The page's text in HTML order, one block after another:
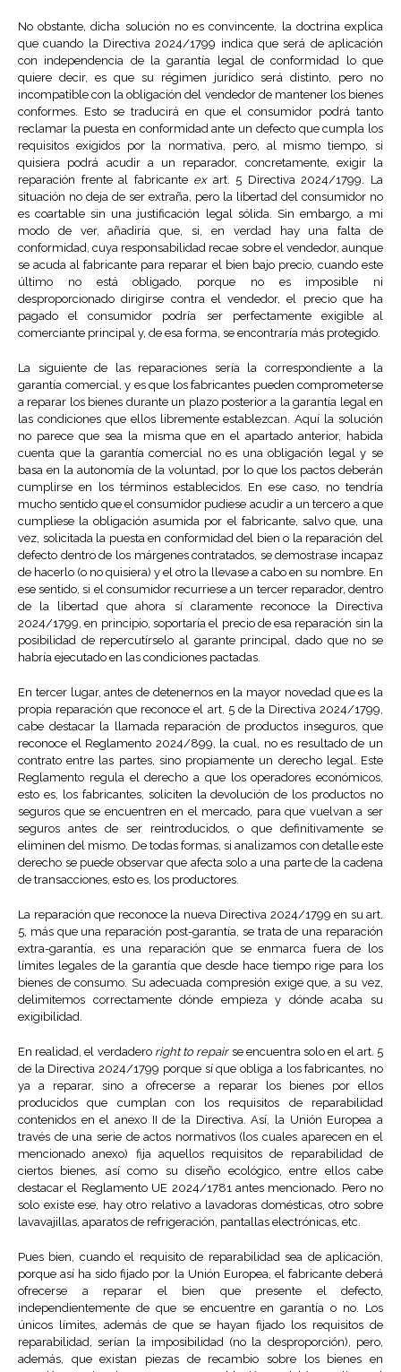
No obstante, dicha solución no es convincente, la doctrina explica
que cuando la Directiva 2024/1799 indica que será de aplicación
con independencia de la garantía legal de conformidad lo que
quiere decir, es que su régimen jurídico será distinto, pero no
incompatible con la obligación del vendedor de mantener los bienes
conformes. Esto se traducirá en que el consumidor podrá tanto
reclamar la puesta en conformidad ante un defecto que cumpla los
requisitos exigidos por la normativa, pero, al mismo tiempo, si
quisiera podrá acudir a un reparador, concretamente, exigir la
reparación frente al fabricante exart. 5 Directiva 2024/1799. La
situación no deja de ser extraña, pero la libertad del consumidor no
es coartable sin una justificación legal sólida. Sin embargo, a mi
modo de ver, añadiría que, si, en verdad hay una falta de
conformidad, cuya responsabilidad recae sobre el vendedor, aunque
se acuda al fabricante para reparar el bien bajo precio, cuando este
último no está obligado, porque no es imposible ni
desproporcionado dirigirse contra el vendedor, el precio que ha
pagado el consumidor podría ser perfectamente exigible al
comerciante principal y, de esa forma, se encontraría más protegido.
La siguiente de las reparaciones sería la correspondiente a la
garantía comercial, y es que los fabricantes pueden comprometerse
a reparar los bienes durante un plazo posterior a la garantía legal en
las condiciones que ellos libremente establezcan. Aquí la solución
no parece que sea la misma que en el apartado anterior, habida
cuenta que la garantía comercial no es una obligación legal y se
basa en la autonomía de la voluntad, por lo que los pactos deberán
cumplirse en los términos establecidos. En ese caso, no tendría
mucho sentido que el consumidor pudiese acudir a un tercero a que
cumpliese la obligación asumida por el fabricante, salvo que, una
vez, solicitada la puesta en conformidad del bien o la reparación del
defecto dentro de los márgenes contratados, se demostrase incapaz
de hacerlo (o no quisiera) y el otro la llevase a cabo en su nombre. En
ese sentido, si el consumidor recurriese a un tercer reparador, dentro
de la libertad que ahora sí claramente reconoce la Directiva
2024/1799, en principio, soportaría el precio de esa reparación sin la
posibilidad de repercutírselo al garante principal, dado que no se
habría ejecutado en las condiciones pactadas.
En tercer lugar, antes de detenernos en la mayor novedad que es la
propia reparación que reconoce el art. 5 de la Directiva 2024/1799,
cabe destacar la llamada reparación de productos inseguros, que
reconoce el Reglamento 2024/899, la cual, no es resultado de un
contrato entre las partes, sino propiamente un derecho legal. Este
Reglamento regula el derecho a que los operadores económicos,
esto es, los fabricantes, soliciten la devolución de los productos no
seguros que se encuentren en el mercado, para que vuelvan a ser
seguros antes de ser reintroducidos, o que definitivamente se
eliminen del mismo. De todas formas, si analizamos con detalle este
derecho se puede observar que afecta solo a una parte de la cadena
de transacciones, esto es, los productores.
La reparación que reconoce la nueva Directiva 2024/1799 en su art.
5, más que una reparación post-garantía, se trata de una reparación
extra-garantía, es una reparación que se enmarca fuera de los
límites legales de la garantía que desde hace tiempo rige para los
bienes de consumo. Su adecuada compresión exige que, a su vez,
delimitemos correctamente dónde empieza y dónde acaba su
exigibilidad.
En realidad, el verdadero right to repairse encuentra solo en el art. 5
de la Directiva 2024/1799 porque sí que obliga a los fabricantes, no
ya a reparar, sino a ofrecerse a reparar los bienes por ellos
producidos que cumplan con los requisitos de reparabilidad
contenidos en el anexo II de la Directiva. Así, la Unión Europea a
través de una serie de actos normativos (los cuales aparecen en el
mencionado anexo) fija aquellos requisitos de reparabilidad de
ciertos bienes, así como su diseño ecológico, entre ellos cabe
destacar el Reglamento UE 2024/1781 antes mencionado. Pero no
solo existe ese, hay otro relativo a lavadoras domésticas, otro sobre
lavavajillas, aparatos de refrigeración, pantallas electrónicas, etc.
Pues bien, cuando el requisito de reparabilidad sea de aplicación,
porque así ha sido fijado por la Unión Europea, el fabricante deberá
ofrecerse a reparar el bien que presente el defecto,
independientemente de que se encuentre en garantía o no. Los
únicos límites, además de que se hayan fijado los requisitos de
reparabilidad, serían la imposibilidad (no la desproporción), pero,
además, que existan piezas de recambio sobre los bienes en